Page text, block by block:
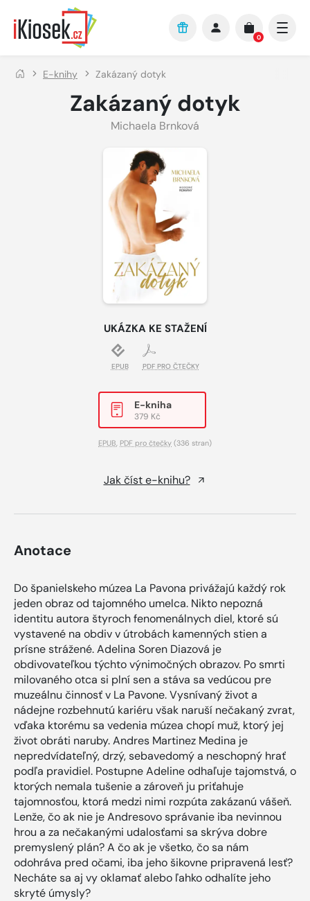
Přejít na hlavní obsah
0
E-knihy Zakázaný dotyk
Zakázaný dotyk
Michaela Brnková
UKÁZKA KE STAŽENÍ
EPUB PDF PRO ČTEČKY
E-kniha
379 Kč
EPUB PDF pro čtečky (336 stran)
Jak číst e-knihu?
Anotace
Do španielskeho múzea La Pavona privážajú každý rok
jeden obraz od tajomného umelca. Nikto nepozná
identitu autora štyroch fenomenálnych diel, ktoré sú
vystavené na obdiv v útrobách kamenných stien a
prísne strážené. Adelina Soren Diazová je
obdivovateľkou týchto výnimočných obrazov. Po smrti
milovaného otca si plní sen a stáva sa vedúcou pre
muzeálnu činnosť v La Pavone. Vysnívaný život a
nádejne rozbehnutú kariéru však naruší nečakaný zvrat,
vďaka ktorému sa vedenia múzea chopí muž, ktorý jej
život obráti naruby. Andres Martinez Medina je
nepredvídateľný, drzý, sebavedomý a neschopný hrať
podľa pravidiel. Postupne Adeline odhaľuje tajomstvá, o
ktorých nemala tušenie a zároveň ju priťahuje
tajomnosťou, ktorá medzi nimi rozpúta zakázanú vášeň.
Lenže, čo ak nie je Andresovo správanie iba nevinnou
hrou a za nečakanými udalosťami sa skrýva dobre
premyslený plán? A čo ak je všetko, čo sa nám
odohráva pred očami, iba jeho šikovne pripravená lesť?
Necháte sa aj vy oklamať alebo ľahko odhalíte jeho
skryté úmysly?